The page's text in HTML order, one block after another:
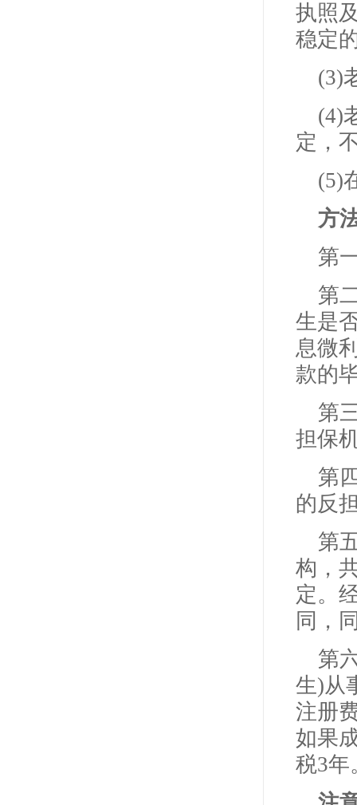
执照
稳定
(3)
(4)
定，
(5)
方
第
第
生是
息微
款的
第
担保
第
的反
第
构，
定。
同，
第
生)从
注册
如果
税3年